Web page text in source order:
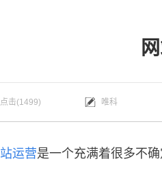
点击(1499) 唯科
网站运营是一个充满着很多不